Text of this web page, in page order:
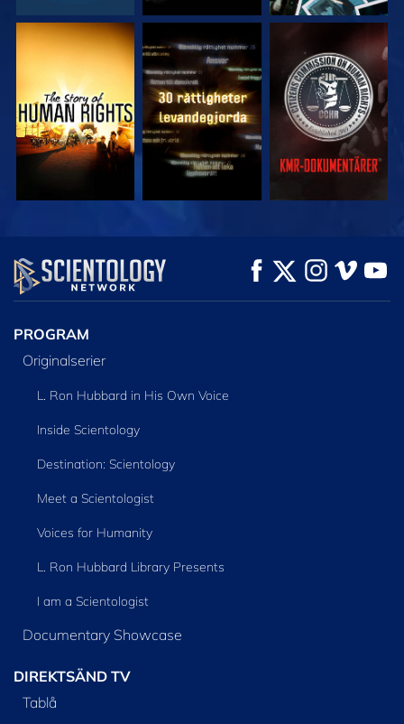
TITTA TITTA TITTA
TITTA
UTFORSKA
SERIEN
PROGRAM
Originalserier
L. Ron Hubbard in His Own Voice
Inside Scientology
Destination: Scientology
Meet a Scientologist
Voices for Humanity
L. Ron Hubbard Library Presents
I am a Scientologist
Documentary Showcase
DIREKTSÄND TV
Tablå